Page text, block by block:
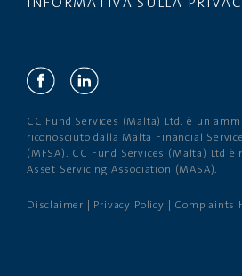
INFORMATIVA SULLA
CC Fund Services (Malta) Ltd. è un
riconosciuto dalla Malta Financial
(MFSA). CC Fund Services (Malta) Ltd è
Asset Servicing Association (MASA).
Disclaimer Privacy Policy Complaints